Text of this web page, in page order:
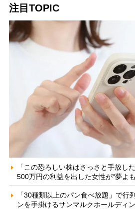
注目TOPIC
「この恐ろしい株はさっさと手放し
500万円の利益を出した女性が“夢よ
「30種類以上のパン食べ放題」で行
ンを手掛けるサンマルクホールディ